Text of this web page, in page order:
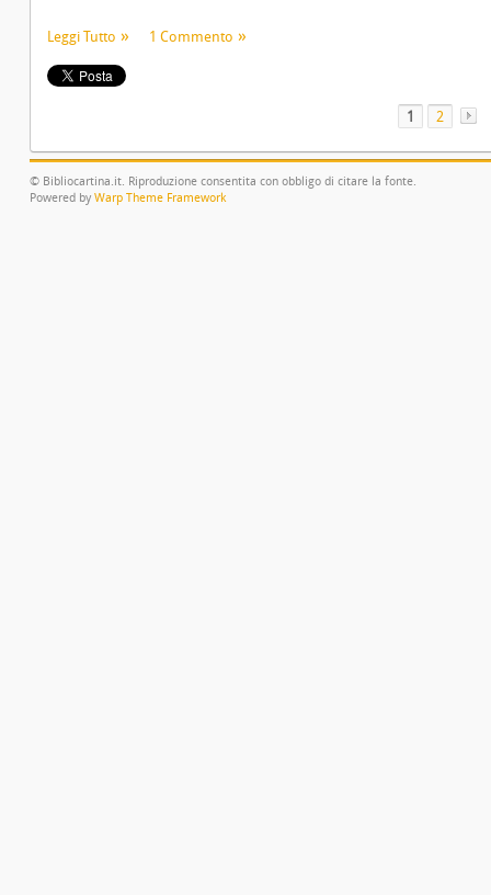
Leggi Tutto 1 Commento
1 2
© Bibliocartina.it. Riproduzione consentita con obbligo di citare la fonte.
Powered by Warp Theme Framework